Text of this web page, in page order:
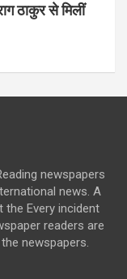
ठाकुर से मिलीं
newspapers
news. A
Every incident
readers are
newspapers.